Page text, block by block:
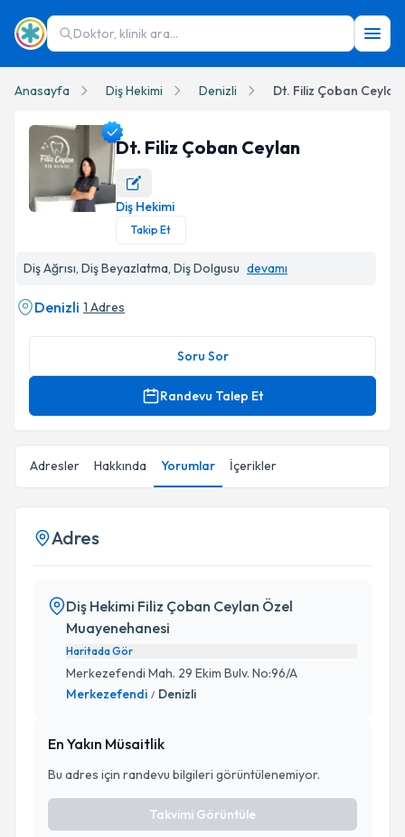
Doktor, klinik ara...
Anasayfa Diş Hekimi Denizli Dt. Filiz Çoban Ceylan
Dt. Filiz Çoban Ceylan Profil Fotoğrafı
Dt. Filiz Çoban Ceylan
Diş Hekimi
Takip Et
Diş Ağrısı, Diş Beyazlatma, Diş Dolgusu devamı
Denizli 1 Adres
Soru Sor
Randevu Talep Et
Adresler Hakkında Yorumlar İçerikler
Adres
Diş Hekimi Filiz Çoban Ceylan Özel
Muayenehanesi
Haritada Gör
Merkezefendi Mah. 29 Ekim Bulv. No:96/A
Merkezefendi / Denizli
En Yakın Müsaitlik
Bu adres için randevu bilgileri görüntülenemiyor.
Takvimi Görüntüle